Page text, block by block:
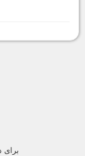
برای